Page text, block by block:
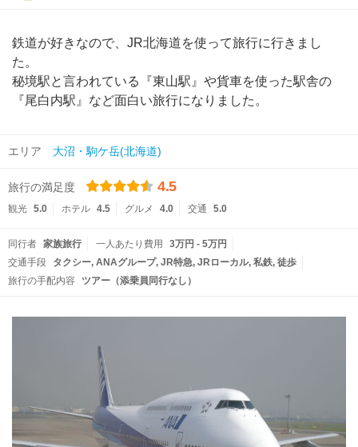
鉄道が好きなので、JR北海道を使って旅行に行きまし
た。
秘境駅と言われている『東山駅』や貨車を使った駅舎の
『尾白内駅』など面白い旅行になりました。
エリア 大沼・駒ケ岳(北海道)
旅行の満足度 4.5
観光 5.0 ホテル 4.5 グルメ 4.0 交通 5.0
同行者 家族旅行 一人あたり費用
3万円 - 5万円
交通手段
タクシー ANAグループ JR特急 JRローカル 私鉄 徒歩
旅行の手配内容
ツアー（添乗員同行なし）